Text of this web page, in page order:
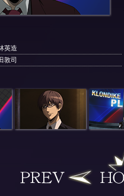
英造
敦司